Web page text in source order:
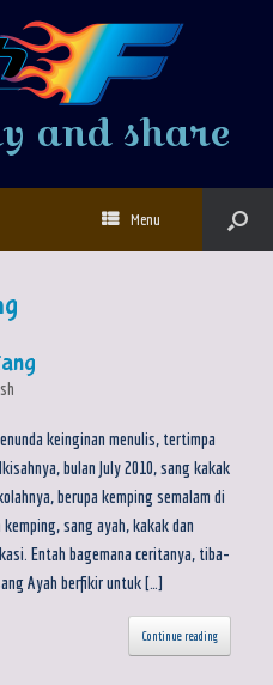
and share
Menu
keinginan menulis, tertimpa
bulan July 2010, sang kakak
berupa kemping semalam di
sang ayah, kakak dan
Entah bagemana ceritanya, tiba-
Ayah berfikir untuk […]
Continue reading